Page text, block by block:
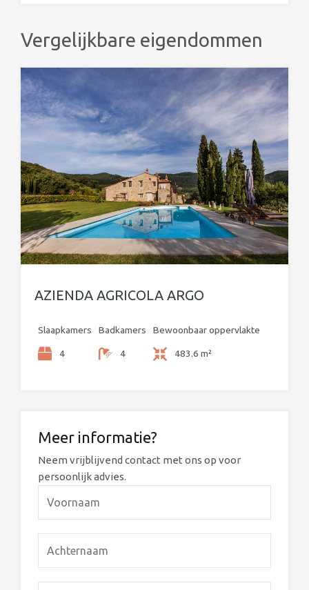
Vergelijkbare eigendommen
AZIENDA AGRICOLA ARGO
Slaapkamers
4
Badkamers
4
Bewoonbaar oppervlakte
483.6 m²
Meer informatie?
Neem vrijblijvend contact met ons op voor
persoonlijk advies.